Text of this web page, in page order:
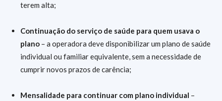
terem alta;
Continuação do serviço de saúde para quem usava o
plano – a operadora deve disponibilizar um plano de saúde
individual ou familiar equivalente, sem a necessidade de
cumprir novos prazos de carência;
Mensalidade para continuar com plano individual –